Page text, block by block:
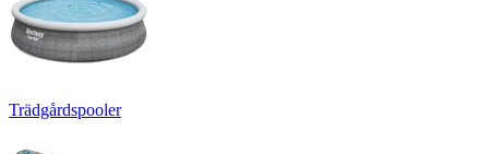
Trädgårdspooler